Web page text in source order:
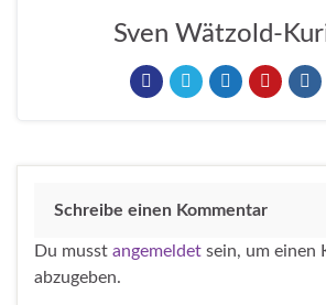
Sven Wätzold-
Schreibe einen Kommentar
Du musst angemeldet sein, um einen
abzugeben.